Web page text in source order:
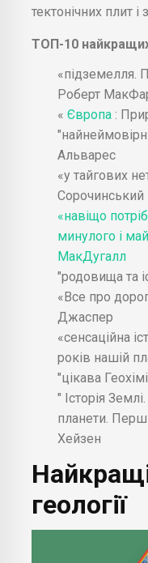
тектонічних плит і
ТОП-10 найкращих
«підземелля.
Роберт
« Європа :
Альварес
«у тайгових
Сорочинський
«навіщо
минулого і
МакДугалл
"родовища та
«Все про
Джаспер
«сенсаційна
років нашій
"цікава
" Історія
планети.
Хейзен
геології